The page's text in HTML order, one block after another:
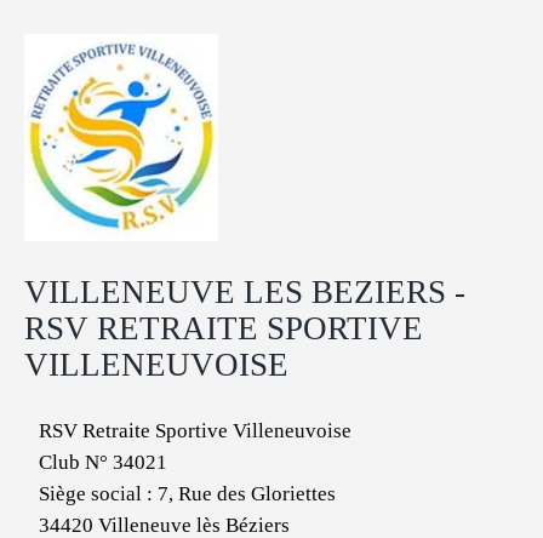
VILLENEUVE LES BEZIERS -
RSV RETRAITE SPORTIVE
VILLENEUVOISE
RSV Retraite Sportive Villeneuvoise
Club N° 34021
Siège social : 7, Rue des Gloriettes
34420 Villeneuve lès Béziers